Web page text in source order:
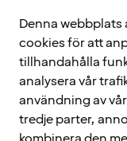
Denna webbplats
cookies för att
tillhandahålla
analysera vår
användning av
tredje parter,